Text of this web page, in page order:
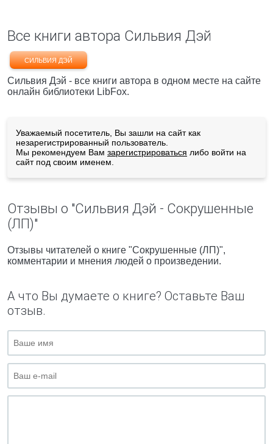
Все книги автора Сильвия Дэй
СИЛЬВИЯ ДЭЙ
Сильвия Дэй - все книги автора в одном месте на сайте
онлайн библиотеки LibFox.
Уважаемый посетитель, Вы зашли на сайт как
незарегистрированный пользователь.
Мы рекомендуем Вам зарегистрироваться либо войти на
сайт под своим именем.
Отзывы о "Сильвия Дэй - Сокрушенные
(ЛП)"
Отзывы читателей о книге "Сокрушенные (ЛП)",
комментарии и мнения людей о произведении.
А что Вы думаете о книге? Оставьте Ваш
отзыв.